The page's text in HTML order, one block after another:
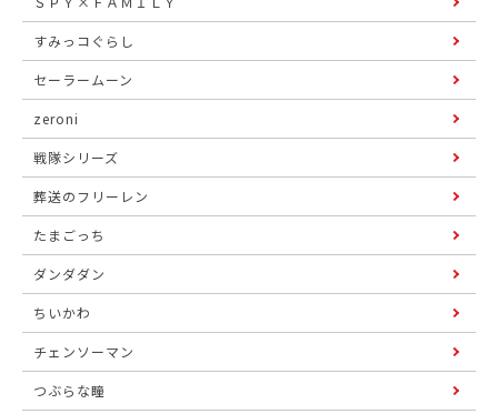
すみっコぐらし
セーラームーン
zeroni
戦隊シリーズ
葬送のフリーレン
たまごっち
ダンダダン
ちいかわ
チェンソーマン
つぶらな瞳